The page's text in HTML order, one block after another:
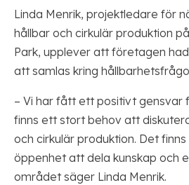
Linda Menrik, projektledare för
hållbar och cirkulär produktion
Park, upplever att företagen
att samlas kring
– Vi har fått ett positivt gensvar
finns ett stort behov att
och cirkulär produktion. Det finns
öppenhet att dela kunskap och
området säger Linda Menrik.